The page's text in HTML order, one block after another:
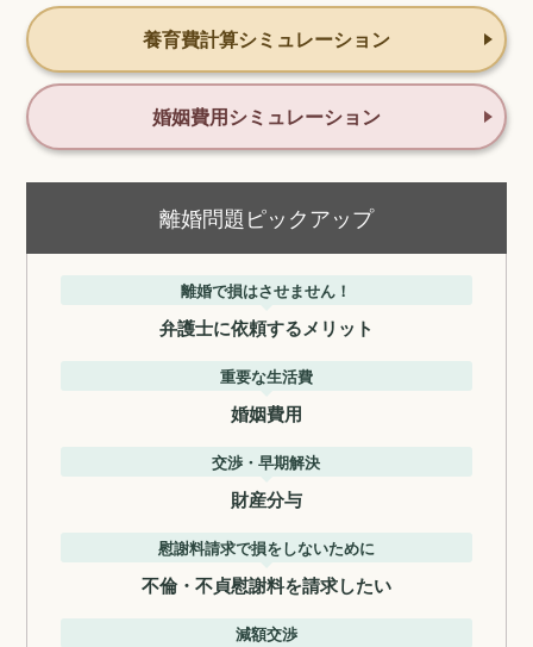
養育費計算シミュレーション
婚姻費用シミュレーション
離婚問題ピックアップ
離婚で損はさせません！
弁護士に依頼するメリット
重要な生活費
婚姻費用
交渉・早期解決
財産分与
慰謝料請求で損をしないために
不倫・不貞慰謝料を請求したい
減額交渉